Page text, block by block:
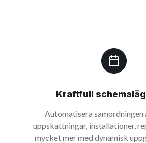
Kraftfull
Automatisera samordningen
uppskattningar, installationer,
mycket mer med dynamisk